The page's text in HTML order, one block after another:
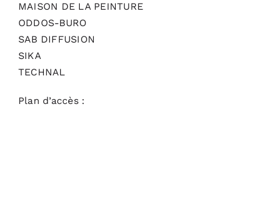
MAISON DE LA PEINTURE
ODDOS-BURO
SAB DIFFUSION
SIKA
TECHNAL
Plan d’accès :